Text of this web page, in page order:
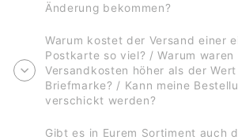
Änderung bekommen?
Warum kostet der Versand einer
Postkarte so viel? / Warum
Versandkosten höher als der
Briefmarke? / Kann meine
verschickt werden?
Gibt es in Eurem Sortiment auch